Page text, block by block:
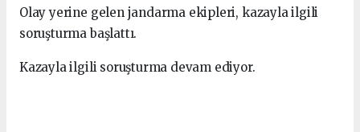
Olay yerine gelen jandarma ekipleri, kazayla ilgili
soruşturma başlattı.
Kazayla ilgili soruşturma devam ediyor.